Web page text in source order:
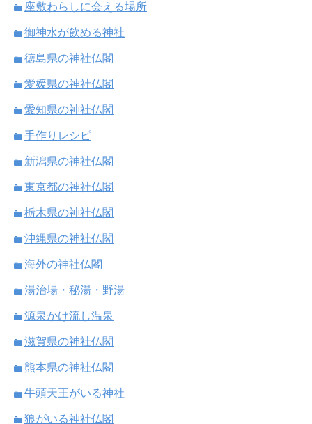
座敷わらしに会える場所
御神水が飲める神社
徳島県の神社仏閣
愛媛県の神社仏閣
愛知県の神社仏閣
手作りレシピ
新潟県の神社仏閣
東京都の神社仏閣
栃木県の神社仏閣
沖縄県の神社仏閣
海外の神社仏閣
湯治場・秘湯・野湯
源泉かけ流し温泉
滋賀県の神社仏閣
熊本県の神社仏閣
牛頭天王がいる神社
狼がいる神社仏閣